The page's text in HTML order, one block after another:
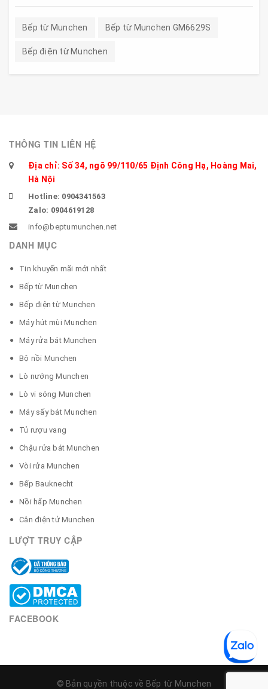
Bếp từ Munchen Bếp từ Munchen GM6629S
Bếp điện từ Munchen
THÔNG TIN LIÊN HỆ
Địa chỉ: Số 34, ngõ 99/110/65 Định Công Hạ, Hoàng Mai,
Hà Nội
Hotline: 0904341563
Zalo: 0904619128
info@beptumunchen.net
DANH MỤC
Tin khuyến mãi mới nhất
Bếp từ Munchen
Bếp điện từ Munchen
Máy hút mùi Munchen
Máy rửa bát Munchen
Bộ nồi Munchen
Lò nướng Munchen
Lò vi sóng Munchen
Máy sấy bát Munchen
Tủ rượu vang
Chậu rửa bát Munchen
Vòi rửa Munchen
Bếp Bauknecht
Nồi hấp Munchen
Cân điện tử Munchen
LƯỢT TRUY CẬP
FACEBOOK
© Bản quyền thuộc về Bếp từ Munchen